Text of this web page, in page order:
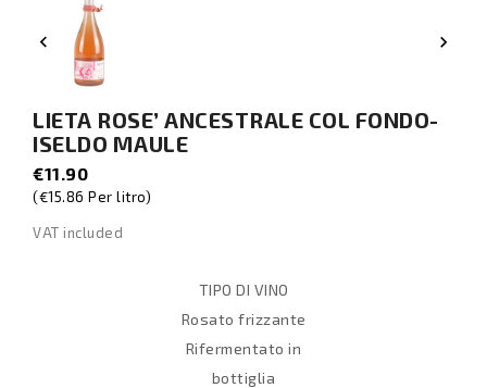
 
LIETA ROSE’ ANCESTRALE COL FONDO-
ISELDO MAULE
€11.90
(€15.86 Per litro)
VAT included
TIPO DI VINO
Rosato frizzante
Rifermentato in
bottiglia